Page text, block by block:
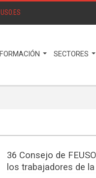
USO.ES
FORMACIÓN SECTORES
36 Consejo de
los trabajadores de